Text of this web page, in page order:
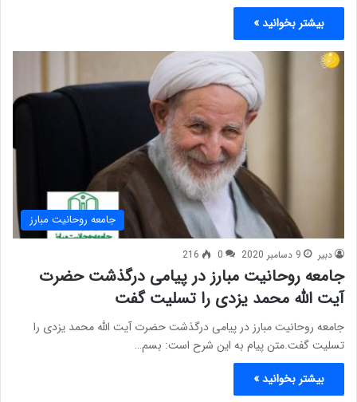
بیشتر بخوانید »
جامعه روحانیت مبارز
دبیر 9 دسامبر 2020 0
216
جامعه روحانیت مبارز در پیامی درگذشت حضرت
آیت الله محمد یزدی را تسلیت گفت
جامعه روحانیت مبارز در پیامی درگذشت حضرت آیت الله محمد یزدی را
تسلیت گفت.متن پیام به این شرح است: بسم…
بیشتر بخوانید »